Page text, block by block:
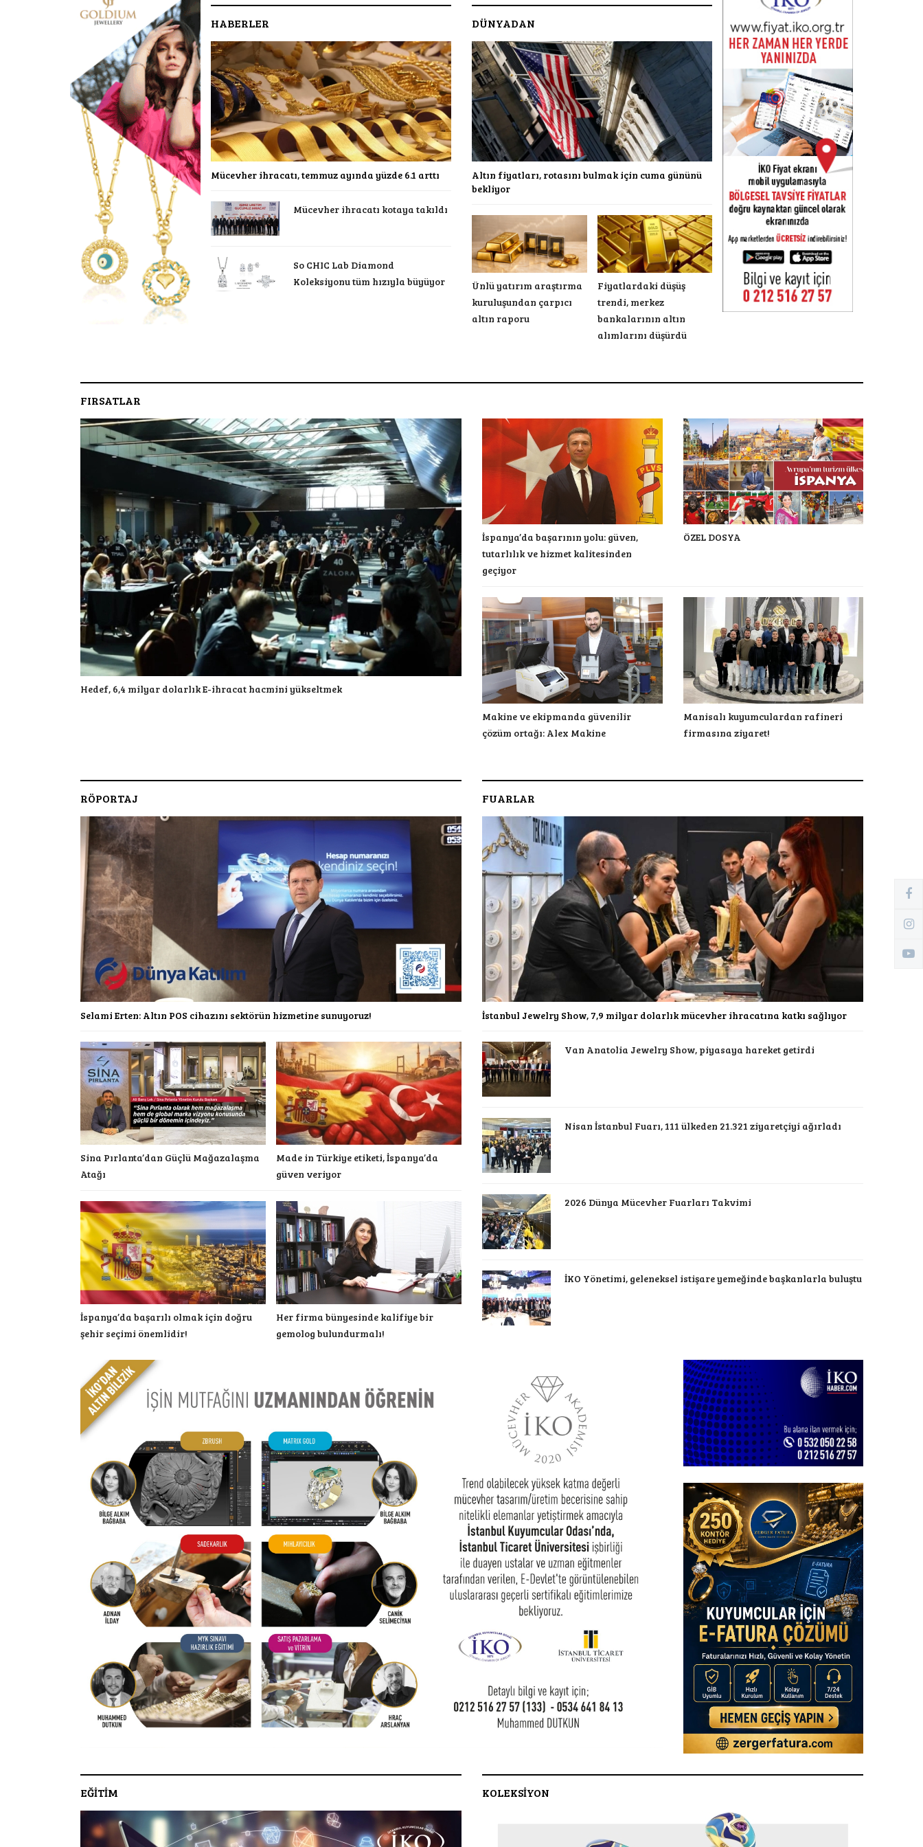
HABERLER
Mücevher ihracatı, temmuz ayında yüzde 6.1 arttı
Mücevher ihracatı kotaya takıldı
So CHIC Lab Diamond
Koleksiyonu tüm hızıyla büyüyor
DÜNYADAN
Altın fiyatları, rotasını bulmak için cuma gününü
bekliyor
Ünlü yatırım araştırma
kuruluşundan çarpıcı
altın raporu
Fiyatlardaki düşüş
trendi, merkez
bankalarının altın
alımlarını düşürdü
FIRSATLAR
Hedef, 6,4 milyar dolarlık E-ihracat hacmini yükseltmek
İspanya’da başarının yolu: güven,
tutarlılık ve hizmet kalitesinden
geçiyor
ÖZEL DOSYA
Makine ve ekipmanda güvenilir
çözüm ortağı: Alex Makine
Manisalı kuyumculardan rafineri
firmasına ziyaret!
RÖPORTAJ
Selami Erten: Altın POS cihazını sektörün hizmetine sunuyoruz!
Sina Pırlanta’dan Güçlü Mağazalaşma
Atağı
Made in Türkiye etiketi, İspanya’da
güven veriyor
İspanya’da başarılı olmak için doğru
şehir seçimi önemlidir!
Her firma bünyesinde kalifiye bir
gemolog bulundurmalı!
FUARLAR
İstanbul Jewelry Show, 7,9 milyar dolarlık mücevher ihracatına katkı sağlıyor
Van Anatolia Jewelry Show, piyasaya hareket getirdi
Nisan İstanbul Fuarı, 111 ülkeden 21.321 ziyaretçiyi ağırladı
2026 Dünya Mücevher Fuarları Takvimi
İKO Yönetimi, geleneksel istişare yemeğinde başkanlarla buluştu
EĞİTİM KOLEKSİYON